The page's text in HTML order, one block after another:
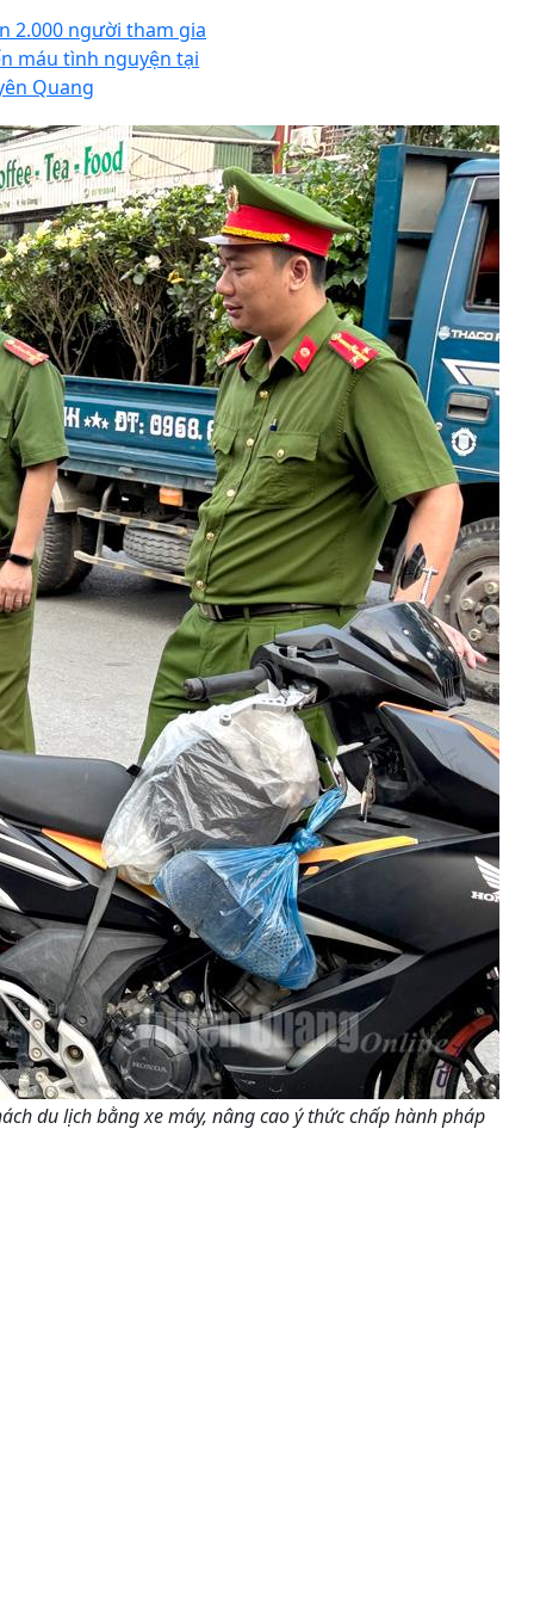
du lịch bằng xe máy, nâng cao ý thức chấp hành pháp
eSIM du lịch Việt Nam
thông tin dự ánVinhomes Hóc Môn
2.000 người tham gia
máu tình nguyện tại
Quang